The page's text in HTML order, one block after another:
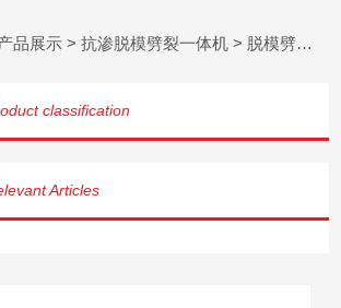
品展示 >抗渗脱模劈裂一体机 > 脱模劈裂一体机
classification
Articles